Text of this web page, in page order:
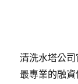
清洗水塔公
最專業的融